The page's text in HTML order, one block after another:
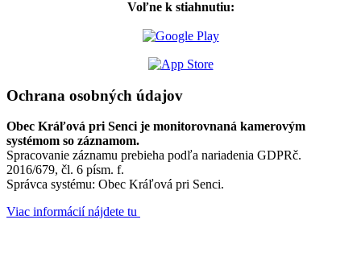
Voľne k stiahnutiu:
Ochrana osobných údajov
Obec Kráľová pri Senci je monitorovnaná kamerovým
systémom so záznamom.
Spracovanie záznamu prebieha podľa nariadenia GDPRč.
2016/679, čl. 6 písm. f.
Správca systému: Obec Kráľová pri Senci.
Viac informácií nájdete tu